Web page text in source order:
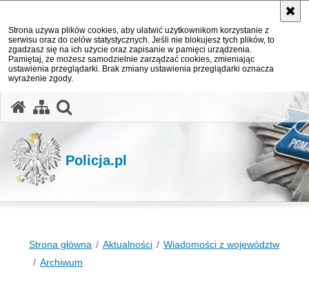
Strona używa plików cookies, aby ułatwić użytkownikom korzystanie z
serwisu oraz do celów statystycznych. Jeśli nie blokujesz tych plików, to
zgadzasz się na ich użycie oraz zapisanie w pamięci urządzenia.
Pamiętaj, że możesz samodzielnie zarządzać cookies, zmieniając
ustawienia przeglądarki. Brak zmiany ustawienia przeglądarki oznacza
wyrażenie zgody.
Policja.pl
Strona główna Aktualności
Wiadomości z województw
Archiwum